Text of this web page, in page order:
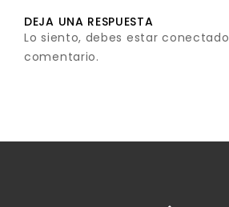
DEJA UNA RESPUESTA
Lo siento, debes estarconectado
comentario.